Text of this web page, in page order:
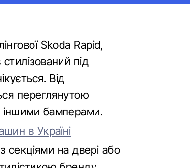
Skoda Rapid,
під
Від
переглянутою
іншими бамперами.
в Україні
секціями на двері або